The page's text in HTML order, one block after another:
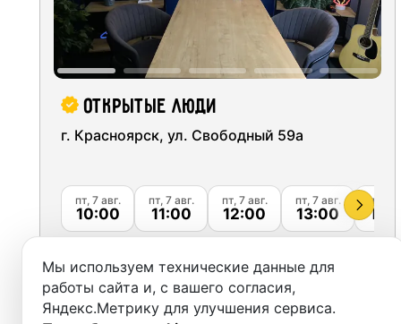
Новосибирск
Екатеринбург
Казань
Краснодар
Сочи
Открытые люди
г. Красноярск, ул. Свободный 59а
пт, 7 авг.
10:00
пт, 7 авг.
11:00
пт, 7 авг.
12:00
пт, 7 авг.
13:00
пт, 7
Забронировать
Мы используем технические данные для
работы сайта и, с вашего согласия,
Яндекс.Метрику для улучшения сервиса.